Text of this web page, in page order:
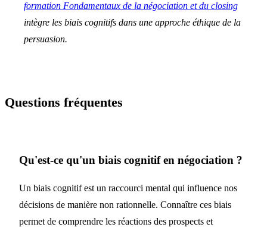
formation Fondamentaux de la négociation et du closing
intègre les biais cognitifs dans une approche éthique de la
persuasion.
Questions fréquentes
Qu'est-ce qu'un biais cognitif en négociation ?
Un biais cognitif est un raccourci mental qui influence nos
décisions de manière non rationnelle. Connaître ces biais
permet de comprendre les réactions des prospects et